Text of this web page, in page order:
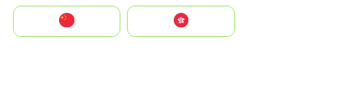
中國香港特別行政區